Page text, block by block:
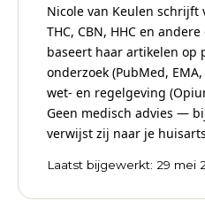
Nicole van Keulen schrijft
THC, CBN, HHC en
baseert haar artikelen op
onderzoek (PubMed,
wet- en regelgeving
Geen medisch advies —
verwijst zij naar je
Laatst bijgewerkt: 29 mei